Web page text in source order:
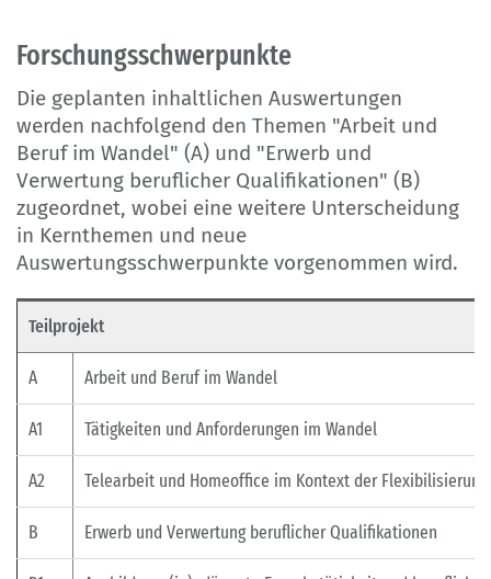
Forschungsschwerpunkte
Die geplanten inhaltlichen Auswertungen
werden nachfolgend den Themen "Arbeit und
Beruf im Wandel" (A) und "Erwerb und
Verwertung beruflicher Qualifikationen" (B)
zugeordnet, wobei eine weitere Unterscheidung
in Kernthemen und neue
Auswertungsschwerpunkte vorgenommen wird.
Teilprojekt
A Arbeit und Beruf im Wandel
A1 Tätigkeiten und Anforderungen im Wandel
A2 Telearbeit und Homeoffice im Kontext der
B Erwerb und Verwertung beruflicher Qualifikationen